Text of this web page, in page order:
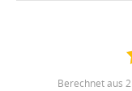
berechnet aus